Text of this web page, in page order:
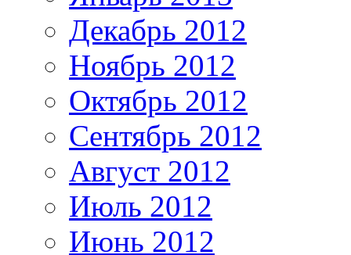
Декабрь 2012
Ноябрь 2012
Октябрь 2012
Сентябрь 2012
Август 2012
Июль 2012
Июнь 2012